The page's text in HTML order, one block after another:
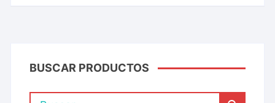
BUSCAR PRODUCTOS